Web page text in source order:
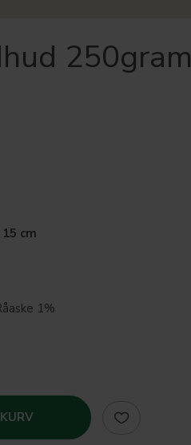
250gram
cm
1%